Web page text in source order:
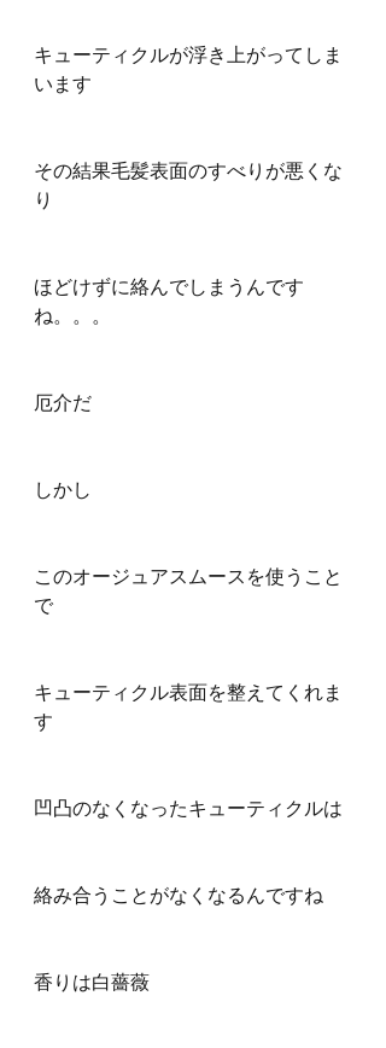
キューティクルが浮き上がってしま
います
その結果毛髪表面のすべりが悪くな
り
ほどけずに絡んでしまうんです
ね。。。
厄介だ
しかし
このオージュアスムースを使うこと
で
キューティクル表面を整えてくれま
す
凹凸のなくなったキューティクルは
絡み合うことがなくなるんですね
香りは白薔薇